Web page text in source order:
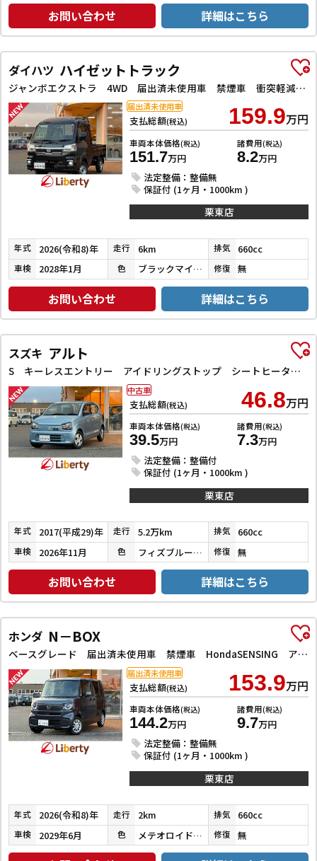
お問い合わせ 詳細はこちら
ダイハツ ハイゼットトラック
ジャンボエクストラ 4WD 届出済未使用車 禁煙車 衝突軽減B LEDヘッドライト フォグライト スマートキー プッシュスタート アイドリングストップ 障害物センサー
支払総額(税込) 159.9万円
車両本体価格(税込)
151.7万円
諸費用(税込)
8.2万円
法定整備：整備無
保証付 (1ヶ月・1000km )
届出済未使用車
栗東店
年式 2026(令和8)年 走行 6km 排気 660cc
車検 2028年1月 色 ブラックマイカメタリック 修復 無
お問い合わせ 詳細はこちら
スズキ アルト
S キーレスエントリー アイドリングストップ シートヒーター CVT ESC CD ミュージックプレイヤー接続可 エアコン パワーウィンドウ
支払総額(税込) 46.8万円
車両本体価格(税込)
39.5万円
諸費用(税込)
7.3万円
法定整備：整備付
保証付 (1ヶ月・1000km )
中古車
栗東店
年式 2017(平成29)年 走行 5.2万km 排気 660cc
車検 2026年11月 色 フィズブルーパールメタリック 修復 無
お問い合わせ 詳細はこちら
ホンダ N－BOX
ベースグレード 届出済未使用車 禁煙車 HondaSENSING アダプティブクルーズコントロール 電子パーキング 左パワースライドドア LEDヘッドライト スマートキー プッシュスタート アイドリングストップ
支払総額(税込) 153.9万円
車両本体価格(税込)
144.2万円
諸費用(税込)
9.7万円
法定整備：整備無
保証付 (1ヶ月・1000km )
届出済未使用車
栗東店
年式 2026(令和8)年 走行 2km 排気 660cc
車検 2029年6月 色 メテオロイドグレーメタリック 修復 無